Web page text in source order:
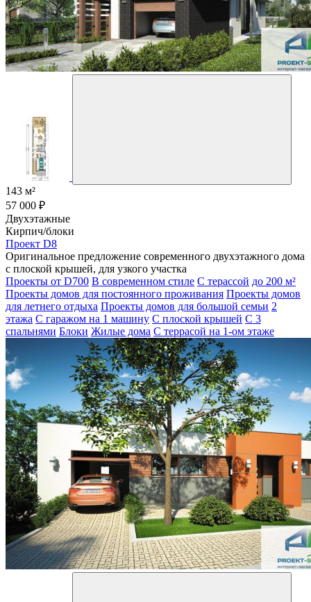
143 м²
57 000 ₽
Двухэтажные
Кирпич/блоки
Проект D8
Оригинальное предложение современного двухэтажного дома
с плоской крышей, для узкого участка
Проекты от D700 В современном стиле С терассой до 200 м²
Проекты домов для постоянного проживания Проекты домов
для летнего отдыха Проекты домов для большой семьи 2
этажа С гаражом на 1 машину С плоской крышей С 3
спальнями Блоки Жилые дома С террасой на 1-ом этаже